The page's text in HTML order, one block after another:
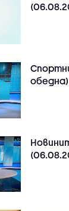
обедна)